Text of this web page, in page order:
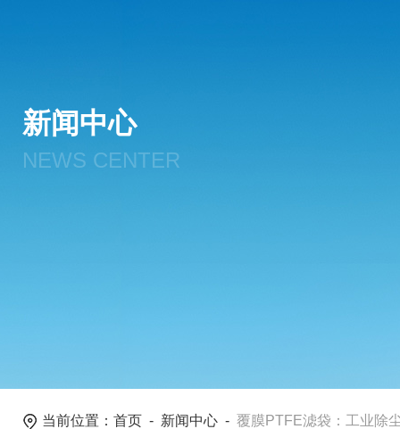
新闻中心
NEWS CENTER
当前位置： 首页 - 新闻中心 - 覆膜PTFE滤袋：工业除